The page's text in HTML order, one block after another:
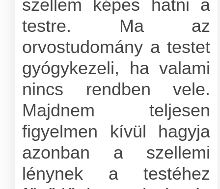
szellem képes hatni a
testre. Ma az
orvostudomány a testet
gyógykezeli, ha valami
nincs rendben vele.
Majdnem teljesen
figyelmen kívül hagyja
azonban a szellemi
lénynek a testéhez